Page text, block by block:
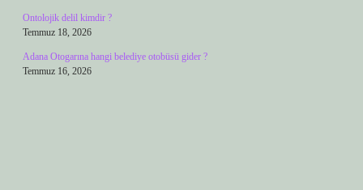
Ontolojik delil kimdir ?
Temmuz 18, 2026
Adana Otogarına hangi belediye otobüsü gider ?
Temmuz 16, 2026